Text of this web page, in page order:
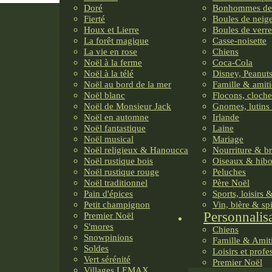
Doré
Fierté
Houx et Lierre
La forêt magique
La vie en rose
Noël à la ferme
Noël à la télé
Noël au bord de la mer
Noël blanc
Noël de Monsieur Jack
Noël en automne
Noël fantastique
Noël musical
Noël religieux & Hanoucca
Noël rustique bois
Noël rustique rouge
Noël traditionnel
Pain d'épices
Petit champignon
Premier Noël
S'mores
Snowpinions
Soldes
Vert sérénité
Bonhommes
Boules de
Boules de verre
Casse-noisette
Chiens
Coca-Cola
Disney,
Famille &
Flocons,
Gnomes, lutins
Irlande
Laine
Mariage
Nourriture &
Oiseaux &
Peluches
Père Noël
Sports, loisirs
Vin, bière &
Chiens
Famille &
Loisirs et
Premier Noël